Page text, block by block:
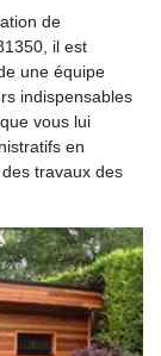
de
il est
une équipe
indispensables
vous lui
en
travaux des